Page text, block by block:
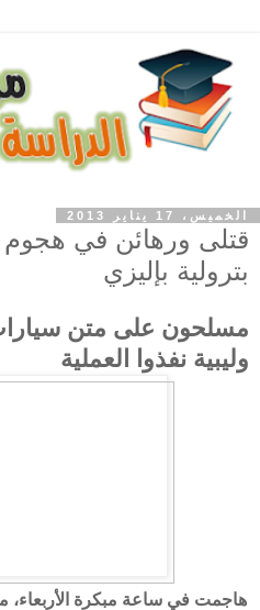
الخميس، 17 يناير 2013
قتلى‮ ‬ورهائن‮ ‬في‮ ‬هجوم‮
‬بترولية‮ ‬بإليزي
مسلحون‮ ‬على‮ ‬متن‮
‬وليبية‮ ‬نفذوا‮ ‬العملية
هاجمت في ساعة مبكرة